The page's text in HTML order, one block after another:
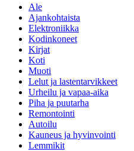
Ale
Ajankohtaista
Elektroniikka
Kodinkoneet
Kirjat
Koti
Muoti
Lelut ja lastentarvikkeet
Urheilu ja vapaa-aika
Piha ja puutarha
Remontointi
Autoilu
Kauneus ja hyvinvointi
Lemmikit